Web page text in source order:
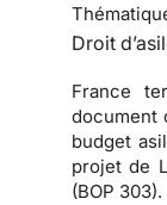
Droit
France
document
budget
projet de
(BOP 303).